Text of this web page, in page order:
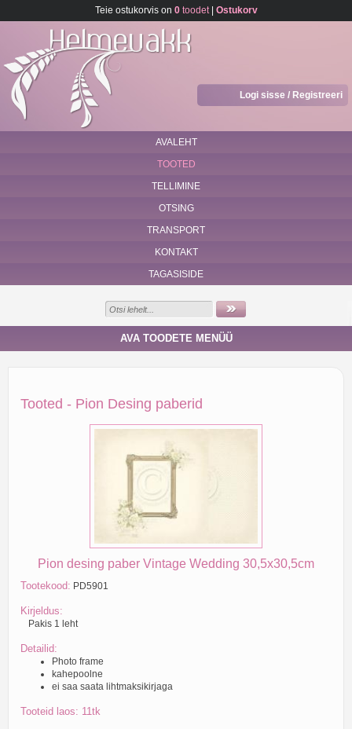
Teie ostukorvis on 0toodet| Ostukorv
Logi sisse / Registreeri
AVALEHT
TOOTED
TELLIMINE
OTSING
TRANSPORT
KONTAKT
TAGASISIDE
AVA TOODETE MENÜÜ
Tooted - Pion Desing paberid
Pion desing paber Vintage Wedding 30,5x30,5cm
Tootekood: PD5901
Kirjeldus:
Pakis 1 leht
Detailid:
Photo frame
kahepoolne
ei saa saata lihtmaksikirjaga
Tooteid laos: 11tk